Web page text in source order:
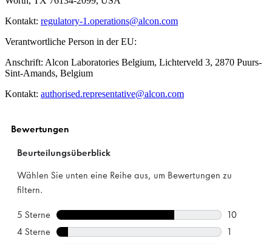
Kontakt: regulatory-1.operations@alcon.com
Verantwortliche Person in der EU:
Anschrift: Alcon Laboratories Belgium, Lichterveld 3, 2870 Puurs-
Sint-Amands, Belgium
Kontakt: authorised.representative@alcon.com